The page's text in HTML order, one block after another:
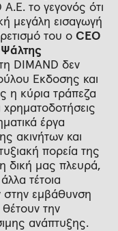
το γεγονός ότι
μεγάλη εισαγωγή
του ο CEO
DIMAND δεν
Έκδοσης και
η κύρια τράπεζα
χρηματοδοτήσεις
έργα
ακινήτων και
πορεία της
δική μας πλευρά,
τέτοια
εμβάθυνση
την
ανάπτυξης.